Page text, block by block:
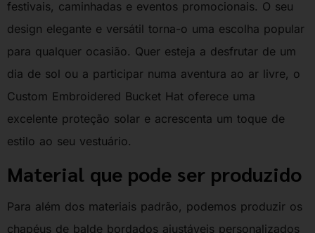
festivais, caminhadas e eventos promocionais. O seu
design elegante e versátil torna-o uma escolha popular
para qualquer ocasião. Quer esteja a desfrutar de um
dia de sol ou a participar numa aventura ao ar livre, o
Custom Embroidered Bucket Hat oferece uma
excelente proteção solar e acrescenta um toque de
estilo ao seu vestuário.
Material que pode ser produzido
Para além dos materiais padrão, podemos produzir os
chapéus de balde bordados ajustáveis personalizados